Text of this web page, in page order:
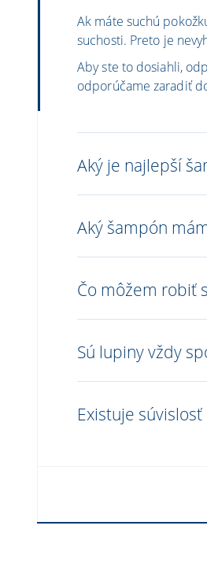
Ak máte suchú
suchosti. Preto je
Aby ste to dosiahli,
odporúčame zaradiť
Aký je najlepší
Aký šampón
Čo môžem robiť
Sú lupiny vždy
Existuje